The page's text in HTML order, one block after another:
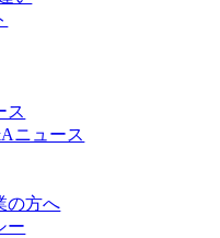
ス
ニュース
の方へ
ー